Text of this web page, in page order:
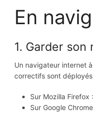
En
1. Garder
Un navigateur internet
correctifs sont
Sur Mozilla Firefox
Sur Google